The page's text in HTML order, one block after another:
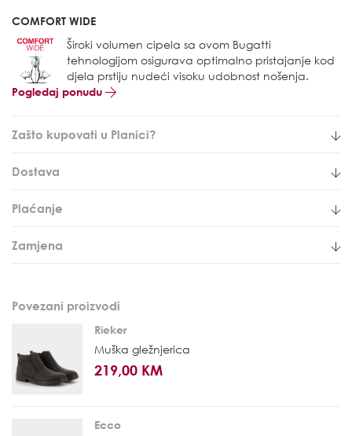
COMFORT WIDE
Široki volumen cipela sa ovom Bugatti
tehnologijom osigurava optimalno pristajanje kod
djela prstiju nudeći visoku udobnost nošenja.
Pogledaj ponudu
Zašto kupovati u Planici?
Dostava
Plaćanje
Zamjena
Povezani proizvodi
Rieker
Muška gležnjerica
219,00 KM
Ecco